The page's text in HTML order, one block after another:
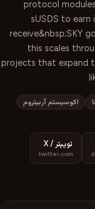
protocol
sUSDS to
receive&nbsp;SKY
this scales
projects that expand
اکوسیستم آربیتروم
توییتر / X
twitter.com